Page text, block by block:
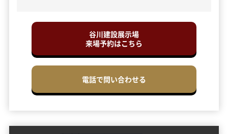
谷川建設展示場
来場予約はこちら
電話で問い合わせる